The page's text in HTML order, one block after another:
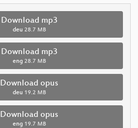
Download mp3
deu 28.7 MB
Download mp3
eng 28.7 MB
Download opus
deu 19.2 MB
Download opus
eng 19.7 MB